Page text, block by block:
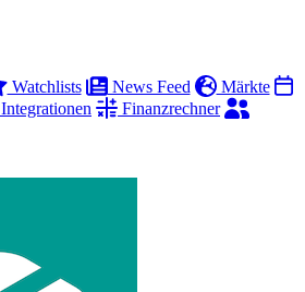
Watchlists News Feed
Märkte
Integrationen
Finanzrechner